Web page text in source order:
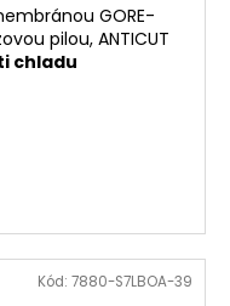
GORE-
pilou, ANTICUT
chladu
Kód: 7880-S7LBOA-39